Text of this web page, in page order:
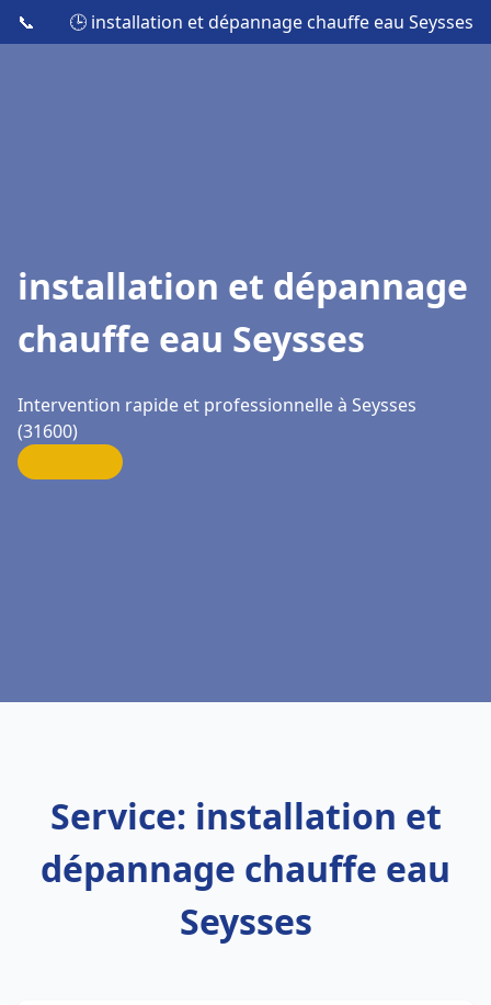
📞 🕒 installation et dépannage chauffe eau Seysses
installation et dépannage
chauffe eau Seysses
Intervention rapide et professionnelle à Seysses
(31600)
Service: installation et
dépannage chauffe eau
Seysses